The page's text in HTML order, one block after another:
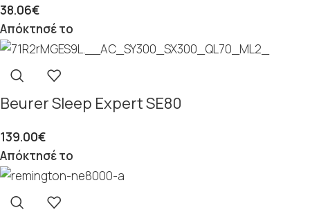
38.06€
Απόκτησέ το
Beurer Sleep Expert SE80
139.00€
Απόκτησέ το